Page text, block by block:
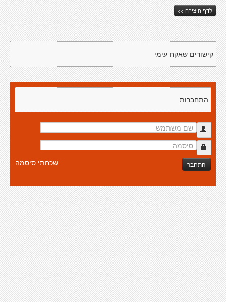
לדף היצירה >>
קישורים שאקח עימי
התחברות
התחבר שכחתי סיסמה